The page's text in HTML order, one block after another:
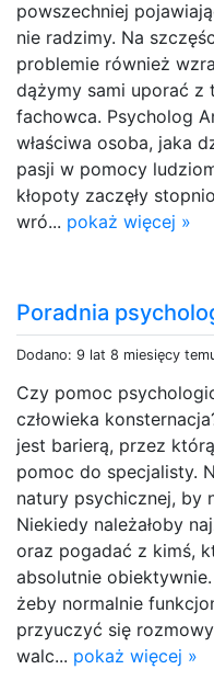
powszechniej
nie radzimy. Na
problemie również
dążymy sami uporać z
fachowca. Psycholog
właściwa osoba, jaka
pasji w pomocy
kłopoty zaczęły
wró... pokaż więcej »
Poradnia
Dodano: 9 lat 8 miesięcy
Czy pomoc
człowieka
jest barierą, przez
pomoc do specjalisty.
natury psychicznej, by
Niekiedy należałoby
oraz pogadać z kimś,
absolutnie
żeby normalnie
przyuczyć się
walc... pokaż więcej »